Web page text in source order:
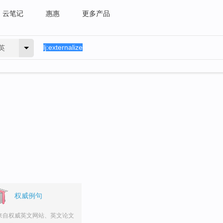
云笔记 惠惠 更多产品
权威例句
自权威英文网站、英文论文